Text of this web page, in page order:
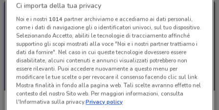
1mobile
Ci importa della tua privacy
Noi e i nostri 1014partner archiviamo e accediamo ai dati personali,
come i dati di navigazione gli o identificatori univoci, sul tuo dispositivo.
Selezionando Accetto, abiliti le tecnologie di tracciamento affinché
supportino gli scopi mostrati alla voce "Noi e i nostri partner trattiamo i
dati da fornire". Nel caso in cui queste tecnologie dovessero essere
disabilitate, alcuni contenuti e annunci visualizzati potrebbero non
essere rilevanti. Puoi accedere nuovamente a questo menu per
modificare le tue scelte o per revocare il consenso facendo clic sul link
Mostra finalità in fondo alla pagina web. Tali scelte avranno effetto nel
contesto del nostro Sito web. Per maggiori informazioni, consulta
l'Informativa sulla privacy.Privacy policy